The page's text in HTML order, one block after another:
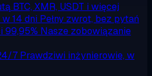
BTC, XMR, USDT i więcej
14 dni Pełny zwrot, bez pytań
99,95% Nasze zobowiązanie
7 Prawdziwi inżynierowie, w